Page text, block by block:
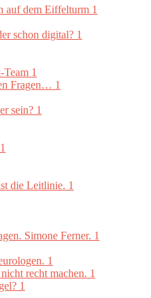
auf dem Eiffelturm 1
schon digital? 1
Team 1
Fragen… 1
sein? 1
1
die Leitlinie. 1
Simone Ferner. 1
1
recht machen. 1
1